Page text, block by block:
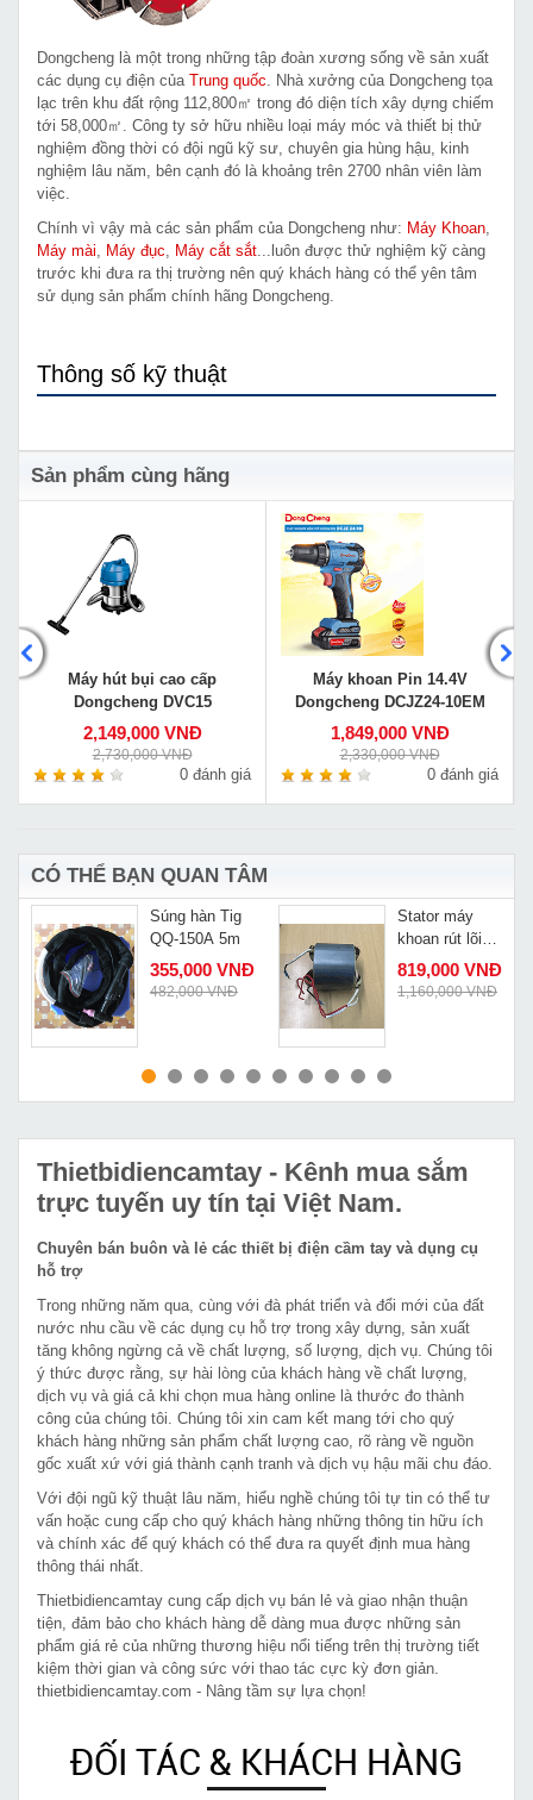
Dongcheng là một trong những tập đoàn xương sống về sản xuất
các dụng cụ điện của Trung quốc. Nhà xưởng của Dongcheng tọa
lạc trên khu đất rộng 112,800㎡ trong đó diện tích xây dựng chiếm
tới 58,000㎡. Công ty sở hữu nhiều loại máy móc và thiết bị thử
nghiệm đồng thời có đội ngũ kỹ sư, chuyên gia hùng hậu, kinh
nghiệm lâu năm, bên cạnh đó là khoảng trên 2700 nhân viên làm
việc.
Chính vì vậy mà các sản phẩm của Dongcheng như: Máy Khoan,
Máy mài, Máy đục, Máy cắt sắt...luôn được thử nghiệm kỹ càng
trước khi đưa ra thị trường nên quý khách hàng có thể yên tâm
sử dụng sản phẩm chính hãng Dongcheng.
Thông số kỹ thuật
Sản phẩm cùng hãng
Máy hút bụi cao cấp
Dongcheng DVC15
2,149,000 VNĐ
2,730,000 VNĐ
0 đánh giá
Máy khoan Pin 14.4V
Dongcheng DCJZ24-10EM
1,849,000 VNĐ
2,330,000 VNĐ
0 đánh giá
CÓ THỂ BẠN QUAN TÂM
MUA NGAY
Súng hàn Tig
QQ-150A 5m
355,000 VNĐ
482,000 VNĐ
MUA NGAY
Stator máy
khoan rút lõi
oubao OB-355
819,000 VNĐ
1,160,000 VNĐ
Thietbidiencamtay - Kênh mua sắm
trực tuyến uy tín tại Việt Nam.
Chuyên bán buôn và lẻ các thiết bị điện cầm tay và dụng cụ
hỗ trợ
Trong những năm qua, cùng với đà phát triển và đổi mới của đất
nước nhu cầu về các dụng cụ hỗ trợ trong xây dựng, sản xuất
tăng không ngừng cả về chất lượng, số lượng, dịch vụ. Chúng tôi
ý thức được rằng, sự hài lòng của khách hàng về chất lượng,
dịch vụ và giá cả khi chọn mua hàng online là thước đo thành
công của chúng tôi. Chúng tôi xin cam kết mang tới cho quý
khách hàng những sản phẩm chất lượng cao, rõ ràng về nguồn
gốc xuất xứ với giá thành cạnh tranh và dịch vụ hậu mãi chu đáo.
Với đội ngũ kỹ thuật lâu năm, hiểu nghề chúng tôi tự tin có thể tư
vấn hoặc cung cấp cho quý khách hàng những thông tin hữu ích
và chính xác để quý khách có thể đưa ra quyết định mua hàng
thông thái nhất.
Thietbidiencamtay cung cấp dịch vụ bán lẻ và giao nhận thuận
tiện, đảm bảo cho khách hàng dễ dàng mua được những sản
phẩm giá rẻ của những thương hiệu nổi tiếng trên thị trường tiết
kiệm thời gian và công sức với thao tác cực kỳ đơn giản.
thietbidiencamtay.com - Nâng tầm sự lựa chọn!
ĐỐI TÁC & KHÁCH HÀNG